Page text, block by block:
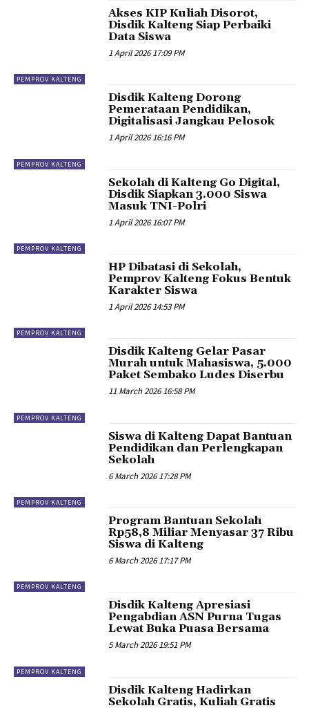
PEMPROV KALTENG
Akses KIP Kuliah Disorot,
Disdik Kalteng Siap Perbaiki
Data Siswa
1 April 2026 17:09 PM
PEMPROV KALTENG
Disdik Kalteng Dorong
Pemerataan Pendidikan,
Digitalisasi Jangkau Pelosok
1 April 2026 16:16 PM
PEMPROV KALTENG
Sekolah di Kalteng Go Digital,
Disdik Siapkan 3.000 Siswa
Masuk TNI-Polri
1 April 2026 16:07 PM
PEMPROV KALTENG
HP Dibatasi di Sekolah,
Pemprov Kalteng Fokus Bentuk
Karakter Siswa
1 April 2026 14:53 PM
PEMPROV KALTENG
Disdik Kalteng Gelar Pasar
Murah untuk Mahasiswa, 5.000
Paket Sembako Ludes Diserbu
11 March 2026 16:58 PM
PEMPROV KALTENG
Siswa di Kalteng Dapat Bantuan
Pendidikan dan Perlengkapan
Sekolah
6 March 2026 17:28 PM
PEMPROV KALTENG
Program Bantuan Sekolah
Rp58,8 Miliar Menyasar 37 Ribu
Siswa di Kalteng
6 March 2026 17:17 PM
PEMPROV KALTENG
Disdik Kalteng Apresiasi
Pengabdian ASN Purna Tugas
Lewat Buka Puasa Bersama
5 March 2026 19:51 PM
Disdik Kalteng Hadirkan
Sekolah Gratis, Kuliah Gratis